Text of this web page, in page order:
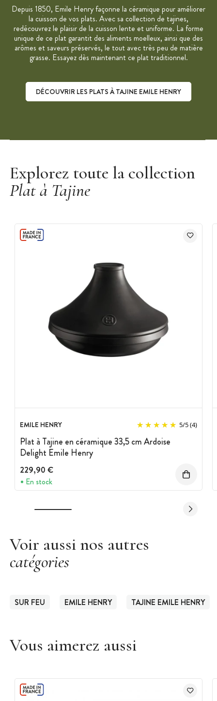
Depuis 1850, Emile Henry façonne la céramique pour améliorer
la cuisson de vos plats. Avec sa collection de tajines,
redécouvrez le plaisir de la cuisson lente et uniforme. La forme
unique de ce plat garantit des aliments moelleux, ainsi que des
arômes et saveurs préservés, le tout avec très peu de matière
grasse. Essayez dès maintenant ce plat traditionnel.
DÉCOUVRIR LES PLATS À TAJINE EMILE HENRY
Explorez toute la collection
Plat à Tajine
EMILE HENRY 5/5(4)
Plat à Tajine en céramique 33,5 cm Ardoise
Delight Emile Henry
229,90 €
En stock
Voir aussi nos autres
catégories
SUR FEU EMILE HENRY TAJINE EMILE HENRY
Vous aimerez aussi